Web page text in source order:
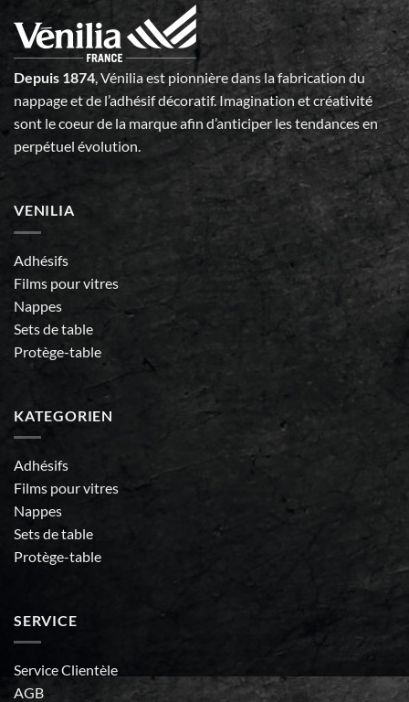
Depuis 1874, Vénilia est pionnière dans la fabrication du
nappage et de l’adhésif décoratif. Imagination et créativité
sont le coeur de la marque afin d’anticiper les tendances en
perpétuel évolution.
VENILIA
Adhésifs
Films pour vitres
Nappes
Sets de table
Protège-table
KATEGORIEN
Adhésifs
Films pour vitres
Nappes
Sets de table
Protège-table
SERVICE
Service Clientèle
AGB